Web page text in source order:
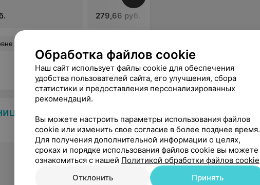
279,66 руб.
и её результатов. В абсолютно позитивной атмосфере. Спасибо и успехов по жизни Вам, Ирина Александровна.
Все цены
Обработка файлов cookie
Наш сайт использует файлы cookie для обеспечения
удобства пользователей сайта, его улучшения, сбора
статистики и предоставления персонализированных
рекомендаций.
Вы можете настроить параметры использования файлов
cookie или изменить свое согласие в более позднее время.
Для получения дополнительной информации о целях,
сроках и порядке использования файлов cookie вы можете
ознакомиться с нашей Политикой обработки файлов cookie
Отклонить
Принять